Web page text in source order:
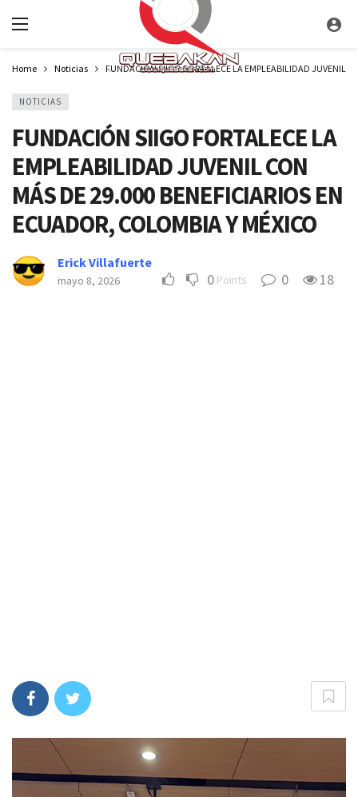
Home Noticias FUNDACIÓN SIIGO FORTALECE LA EMPLEABILIDAD JUVENIL
NOTICIAS
FUNDACIÓN SIIGO FORTALECE LA
EMPLEABILIDAD JUVENIL CON
MÁS DE 29.000 BENEFICIARIOS EN
ECUADOR, COLOMBIA Y MÉXICO​
Erick Villafuerte
mayo 8, 2026 0 Points 0 18